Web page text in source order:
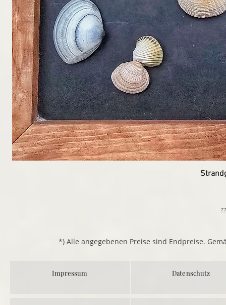
*) Alle angegebenen Preise sind Endpreise.
Impressum Datenschutz